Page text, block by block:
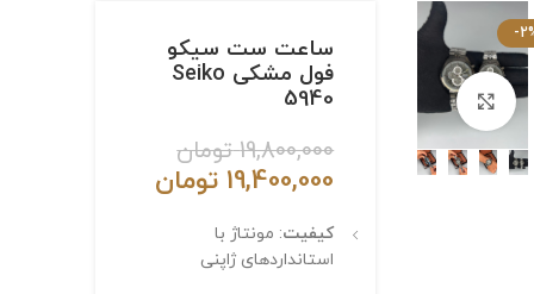
-
برای بزرگنمایی کلیک کنید
ساعت ست سیکو
فول مشکی Seiko
5940
19,800,000 تومان
19,400,000 تومان
کیفیت: مونتاژ با
استانداردهای ژاپنی